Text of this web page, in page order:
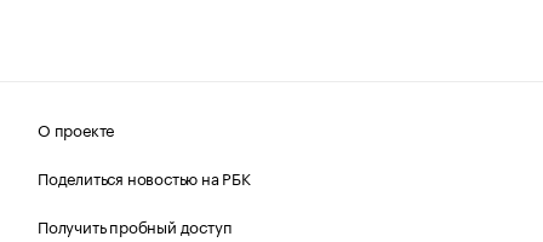
О проекте
Поделиться новостью на РБК
Получить пробный доступ